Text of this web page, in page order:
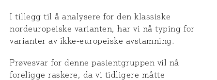
I tillegg til å analysere for den klassiske
nordeuropeiske varianten, har vi nå typing for
varianter av ikke-europeiske avstamning.
Prøvesvar for denne pasientgruppen vil nå
foreligge raskere, da vi tidligere måtte